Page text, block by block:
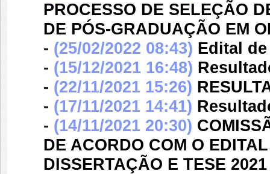
PROCESSO DE SELEÇÃO
DE PÓS-GRADUAÇÃO EM
- (25/02/2022 08:43) Edital de
- (15/12/2021 16:48)
- (22/11/2021 15:26)
- (17/11/2021 14:41)
- (14/11/2021 20:30)
DE ACORDO COM O
DISSERTAÇÃO E TESE